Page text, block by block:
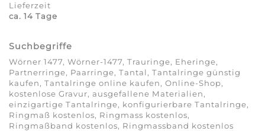
Lieferzeit
ca. 14 Tage
Suchbegriffe
Wörner 1477, Wörner-1477, Trauringe, Eheringe,
Partnerringe, Paarringe, Tantal, Tantalringe günstig
kaufen, Tantalringe online kaufen, Online-Shop,
kostenlose Gravur, ausgefallene Materialien,
einzigartige Tantalringe, konfigurierbare Tantalringe,
Ringmaß kostenlos, Ringmass kostenlos,
Ringmaßband kostenlos, Ringmassband kostenlos